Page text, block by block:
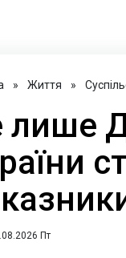
» Життя »
лише
Пт